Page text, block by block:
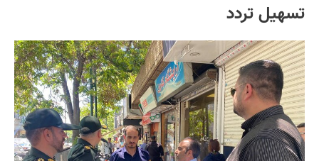
تسهیل تردد